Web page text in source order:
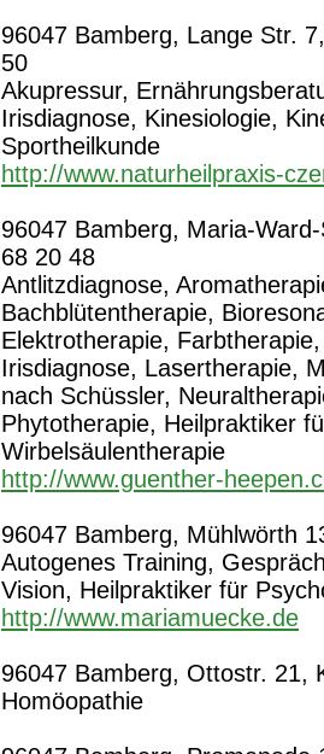
96047 Bamberg, Lange Str.
50
Akupressur,
Irisdiagnose, Kinesiologie,
Sportheilkunde
http://www.naturheilpraxis-
96047 Bamberg, Maria-
68 20 48
Antlitzdiagnose,
Bachblütentherapie,
Elektrotherapie,
Irisdiagnose, Lasertherapie,
nach Schüssler,
Phytotherapie, Heilpraktiker
Wirbelsäulentherapie
http://www.guenther-
96047 Bamberg, Mühlwörth
Autogenes Training,
Vision, Heilpraktiker für
http://www.mariamuecke.de
96047 Bamberg, Ottostr. 21,
Homöopathie